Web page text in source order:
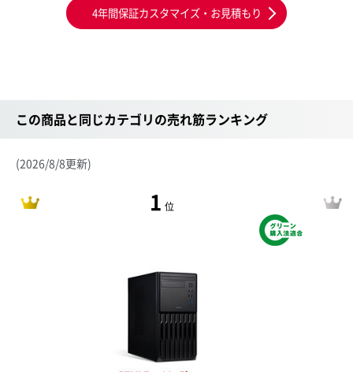
4年間保証カスタマイズ・お見積もり
この商品と同じカテゴリの売れ筋ランキング
(2026/8/8更新)
1 位